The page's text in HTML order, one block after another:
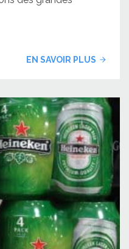
EN SAVOIR PLUS